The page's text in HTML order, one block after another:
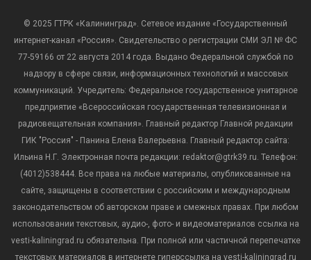
© 2025 ГТРК «Калининград». Сетевое издание «Государственный
интернет-канал «Россия». Свидетельство о регистрации СМИ ЭЛ № ФС
77-59166 от 22 августа 2014 года. Выдано Федеральной службой по
надзору в сфере связи, информационных технологий и массовых
коммуникаций. Учредитель: Федеральное государственное унитарное
предприятие «Всероссийская государственная телевизионная и
радиовещательная компания». Главный редактор Главной редакции
ГИК "Россия" - Панина Елена Валерьевна. Главный редактор сайта:
Ильина Н.Г. Электронная почта редакции: redaktor@gtrk39.ru. Телефон:
(4012)538444. Все права на любые материалы, опубликованные на
сайте, защищены в соответствии с российским и международным
законодательством об авторском праве и смежных правах. При любом
использовании текстовых, аудио-, фото- и видеоматериалов ссылка на
vesti-kaliningrad.ru обязательна. При полной или частичной перепечатке
текстовых материалов в интернете гиперссылка на vesti-kaliningrad.ru